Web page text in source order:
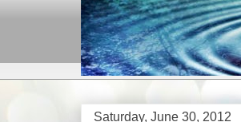
Saturday, June 30, 2012